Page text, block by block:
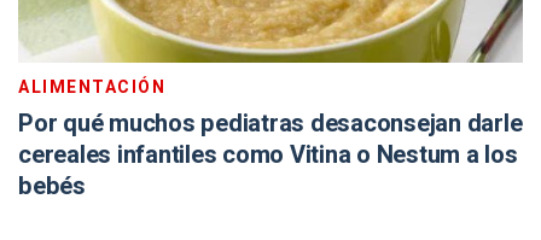
ALIMENTACIÓN
Por qué muchos pediatras desaconsejan darle
cereales infantiles como Vitina o Nestum a los
bebés